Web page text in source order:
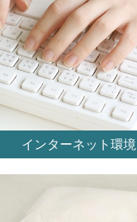
インターネット環境